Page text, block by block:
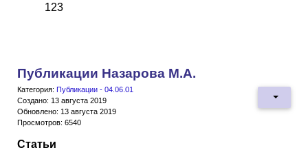
123
Публикации Назарова М.А.
Категория: Публикации - 04.06.01
Создано: 13 августа 2019
Обновлено: 13 августа 2019
Просмотров: 6540
Статьи